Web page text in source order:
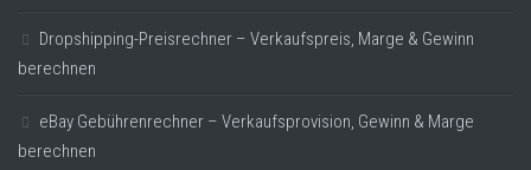
Dropshipping-Preisrechner – Verkaufspreis, Marge & Gewinn
berechnen
eBay Gebührenrechner – Verkaufsprovision, Gewinn & Marge
berechnen